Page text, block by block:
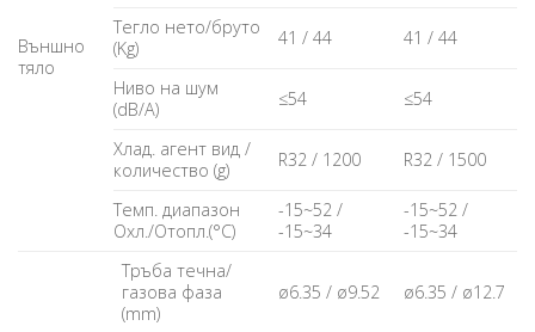
Външно
тяло
Тегло нето/бруто
(Kg)
41 / 44 41 / 44
Ниво на шум
(dB/A)
≤54 ≤54
Хлад. агент вид /
количество (g)
R32 / 1200 R32 / 1500
Темп. диапазон
Охл./Отопл.(°С)
-15~52 /
-15~34
-15~52 /
-15~34
Тръба течна/
газова фаза
(mm)
ø6.35 / ø9.52 ø6.35 / ø12.7